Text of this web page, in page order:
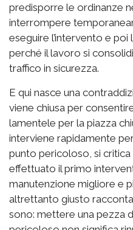
predisporre le ordinanze
interrompere
eseguire l’intervento e
perché il lavoro si
traffico in sicurezza.
E qui nasce una
viene chiusa per
lamentele per la piazza
interviene rapidamente
punto pericoloso, si
effettuato il primo
manutenzione migliore e
altrettanto giusto
sono: mettere una pezza